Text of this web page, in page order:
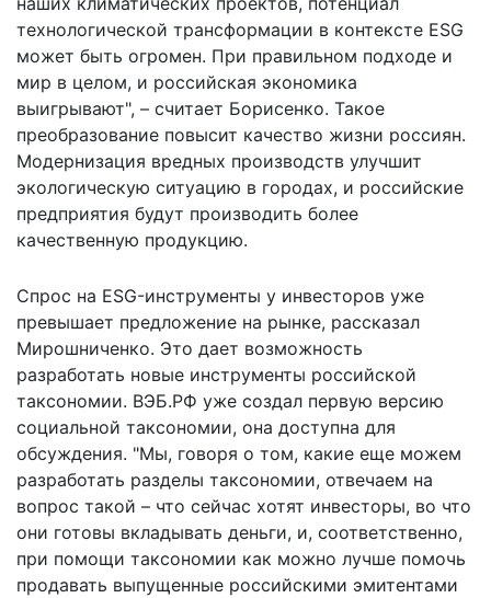
технологической трансформации в контексте ESG
может быть огромен. При правильном подходе и
мир в целом, и российская экономика
выигрывают", – считает Борисенко. Такое
преобразование повысит качество жизни россиян.
Модернизация вредных производств улучшит
экологическую ситуацию в городах, и российские
предприятия будут производить более
качественную продукцию.
Спрос на ESG-инструменты у инвесторов уже
превышает предложение на рынке, рассказал
Мирошниченко. Это дает возможность
разработать новые инструменты российской
таксономии. ВЭБ.РФ уже создал первую версию
социальной таксономии, она доступна для
обсуждения. "Мы, говоря о том, какие еще можем
разработать разделы таксономии, отвечаем на
вопрос такой – что сейчас хотят инвесторы, во что
они готовы вкладывать деньги, и, соответственно,
при помощи таксономии как можно лучше помочь
продавать выпущенные российскими эмитентами